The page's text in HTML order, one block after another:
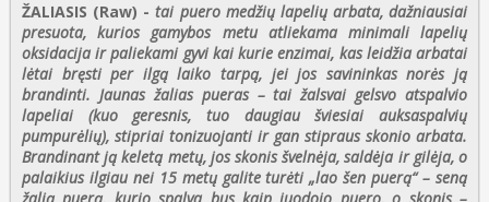
ŽALIASIS (Raw) -tai puero medžių lapelių arbata, dažniausiai
presuota, kurios gamybos metu atliekama minimali lapelių
oksidacija ir paliekami gyvi kai kurie enzimai, kas leidžia arbatai
lėtai bręsti per ilgą laiko tarpą, jei jos savininkas norės ją
brandinti. Jaunas žalias pueras – tai žalsvai gelsvo atspalvio
lapeliai (kuo geresnis, tuo daugiau šviesiai auksaspalvių
pumpurėlių), stipriai tonizuojanti ir gan stipraus skonio arbata.
Brandinant ją keletą metų, jos skonis švelnėja, saldėja ir gilėja, o
palaikius ilgiau nei 15 metų galite turėti „lao šen puerą“ – seną